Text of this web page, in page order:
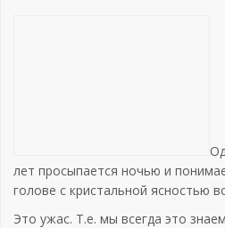
лет просыпается ночью и
голове с кристальной ясностью
Это ужас. Т.е. мы всегда это